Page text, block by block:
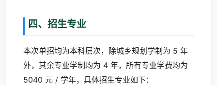
四、招生专业
本次单招均为本科层次，除城乡规划学制为 5 年
外，其余专业学制均为 4 年，所有专业学费均为
5040 元 / 学年，具体招生专业如下：